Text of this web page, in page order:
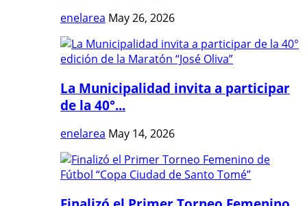
enelarea May 26, 2026
La Municipalidad invita a participar
de la 40°...
enelarea May 14, 2026